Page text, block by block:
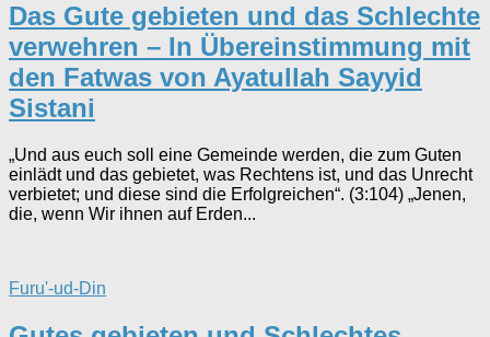
Das Gute gebieten und das Schlechte
verwehren – In Übereinstimmung mit
den Fatwas von Ayatullah Sayyid
Sistani
„Und aus euch soll eine Gemeinde werden, die zum Guten
einlädt und das gebietet, was Rechtens ist, und das Unrecht
verbietet; und diese sind die Erfolgreichen“. (3:104) „Jenen,
die, wenn Wir ihnen auf Erden...
Furu'-ud-Din